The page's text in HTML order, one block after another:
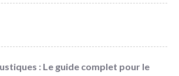
: Le guide complet pour le